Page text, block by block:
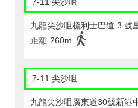
7-11 尖沙咀
九龍尖沙咀梳利士巴道 3 號
距離 260m
7-11 尖沙咀
九龍尖沙咀廣東道30號新港